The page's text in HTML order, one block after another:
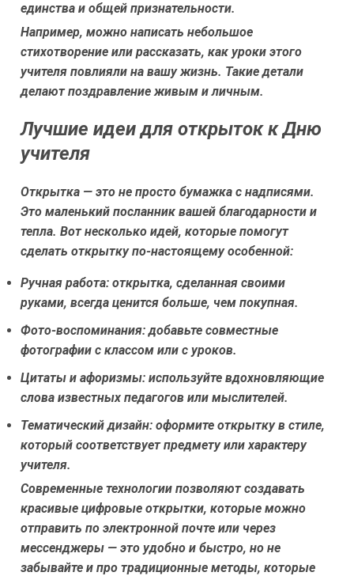
единства и общей признательности.
Например, можно написать небольшое
стихотворение или рассказать, как уроки этого
учителя повлияли на вашу жизнь. Такие детали
делают поздравление живым и личным.
Лучшие идеи для открыток к Дню
учителя
Открытка — это не просто бумажка с надписями.
Это маленький посланник вашей благодарности и
тепла. Вот несколько идей, которые помогут
сделать открытку по-настоящему особенной:
Ручная работа: открытка, сделанная своими
руками, всегда ценится больше, чем покупная.
Фото-воспоминания:добавьте совместные
фотографии с классом или с уроков.
Цитаты и афоризмы: используйте вдохновляющие
слова известных педагогов или мыслителей.
Тематический дизайн: оформите открытку в стиле,
который соответствует предмету или характеру
учителя.
Современные технологии позволяют создавать
красивые цифровые открытки, которые можно
отправить по электронной почте или через
мессенджеры — это удобно и быстро, но не
забывайте и про традиционные методы, которые